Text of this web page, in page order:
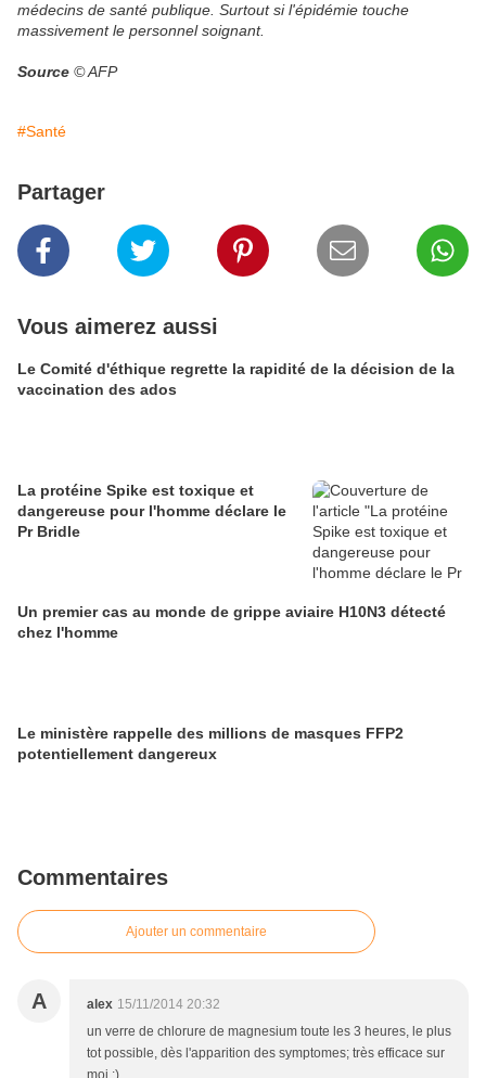
médecins de santé publique. Surtout si l'épidémie touche
massivement le personnel soignant.
Source © AFP
#Santé
Partager
Vous aimerez aussi
Le Comité d'éthique regrette la rapidité de la décision de la
vaccination des ados
La protéine Spike est toxique et
dangereuse pour l'homme déclare le
Pr Bridle
Un premier cas au monde de grippe aviaire H10N3 détecté
chez l'homme
Le ministère rappelle des millions de masques FFP2
potentiellement dangereux
Commentaires
Ajouter un commentaire
A alex 15/11/2014 20:32
un verre de chlorure de magnesium toute les 3 heures, le plus
tot possible, dès l'apparition des symptomes; très efficace sur
moi :)